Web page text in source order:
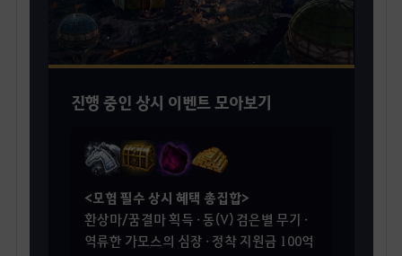
진행 중인 상시 이벤트 모아보기
<모험 필수 상시 혜택 총집합>
환상마/꿈결마 획득 · 동(V) 검은별 무기 ·
역류한 가모스의 심장 · 정착 지원금 100억